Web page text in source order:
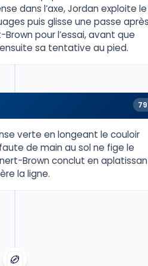
dans l’axe, Jordan exploite le
puis glisse une passe
pour l’essai, avant que
sa tentative au pied.
verte en longeant le couloir
de main au sol ne fige le
Brown conclut en
la ligne.